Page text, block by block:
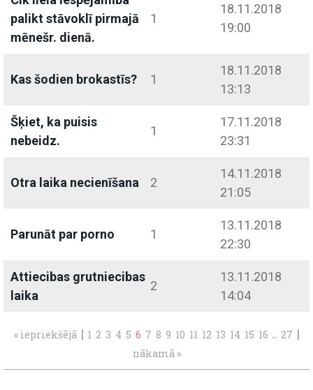
palikt stāvoklī pirmajā
mēnešr. dienā.
1
18.11.2018
19:00
Kas šodien brokastīs? 1
18.11.2018
13:13
Šķiet, ka puisis
nebeidz.
1
17.11.2018
23:31
Otra laika necienīšana 2
14.11.2018
21:05
Parunāt par porno 1
13.11.2018
22:30
Attiecibas grutniecibas
laika
2
13.11.2018
14:04
« iepriekšējā | 1 2 3 4 5 6 7 8 9 10 11 12 13 14 15 16 .. 27 |
nākamā »